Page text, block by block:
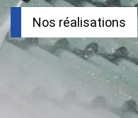
Nos réalisations